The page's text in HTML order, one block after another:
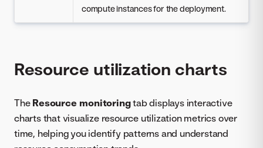
compute instances for the deployment.
Resource utilization charts
The Resource monitoringtab displays interactive
charts that visualize resource utilization metrics over
time, helping you identify patterns and understand